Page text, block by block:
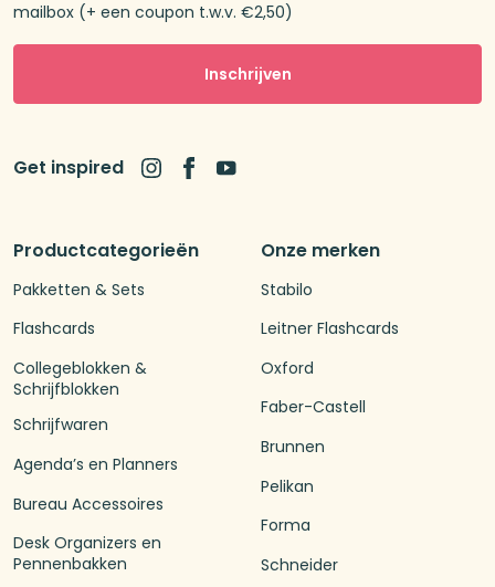
Productcategorieën
Pakketten & Sets
Flashcards
Collegeblokken &
Schrijfblokken
Schrijfwaren
Agenda’s en Planners
Bureau Accessoires
Desk Organizers en
Pennenbakken
Onze merken
Stabilo
Leitner Flashcards
Oxford
Faber-Castell
Brunnen
Pelikan
Forma
Schneider
mailbox (+ een coupon t.w.v. €2,50)
Inschrijven
Get inspired